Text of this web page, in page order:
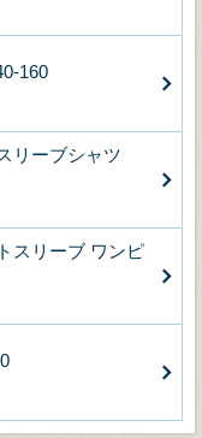
160
リーブシャツ
スリーブ ワンピ